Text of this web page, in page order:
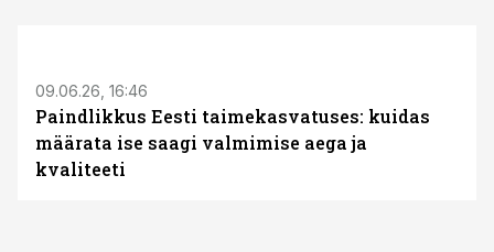
09.06.26, 16:46
Paindlikkus Eesti taimekasvatuses: kuidas
määrata ise saagi valmimise aega ja
kvaliteeti